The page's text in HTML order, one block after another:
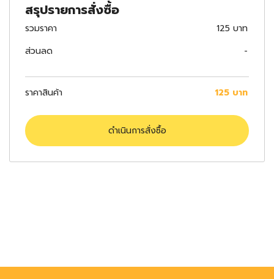
สรุปรายการสั่งซื้อ
รวมราคา
125 บาท
ส่วนลด
-
ราคาสินค้า 125 บาท
ดำเนินการสั่งซื้อ